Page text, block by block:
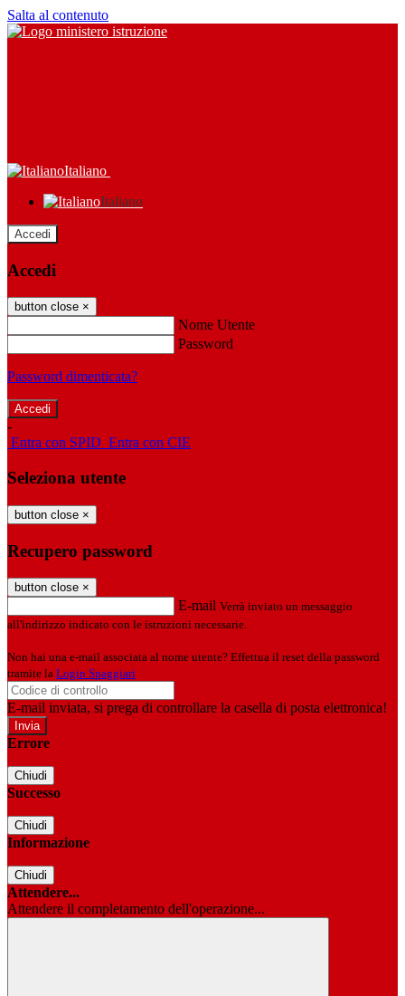
Salta al contenuto
Italiano
Italiano
Accedi
Accedi
button close ×
Nome Utente
Password
Password dimenticata?
-
Entra con SPID Entra con CIE
Seleziona utente
button close ×
Recupero password
button close ×
E-mail Verrà inviato un messaggio
all'indirizzo indicato con le istruzioni necessarie.
Non hai una e-mail associata al nome utente? Effettua il reset della password
tramite la Login Spaggiari
E-mail inviata, si prega di controllare la casella di posta elettronica!
Errore
Chiudi
Successo
Chiudi
Informazione
Chiudi
Attendere...
Attendere il completamento dell'operazione...